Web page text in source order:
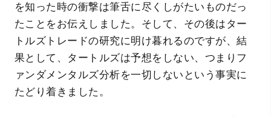
を知った時の衝撃は筆舌に尽くしがたいものだっ
たことをお伝えしました。そして、その後はター
トルズトレードの研究に明け暮れるのですが、結
果として、タートルズは予想をしない、つまりフ
ァンダメンタルズ分析を一切しないという事実に
たどり着きました。